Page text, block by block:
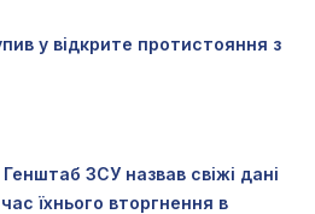
у відкрите протистояння з
ЗСУ назвав свіжі дані
їхнього вторгнення в